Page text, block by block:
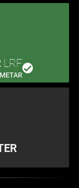
LRF